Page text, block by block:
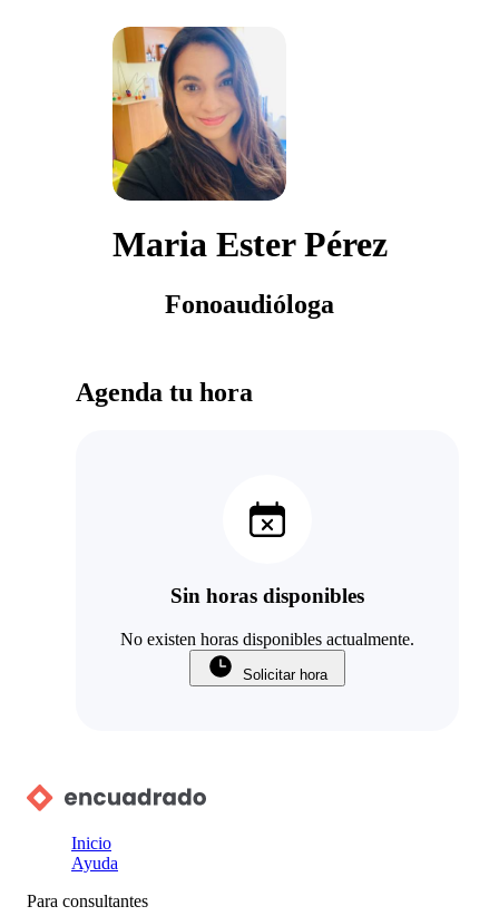
Maria Ester Pérez
Fonoaudióloga
Agenda tu hora
Sin horas disponibles
No existen horas disponibles actualmente.
Solicitar hora
Inicio
Ayuda
Para consultantes